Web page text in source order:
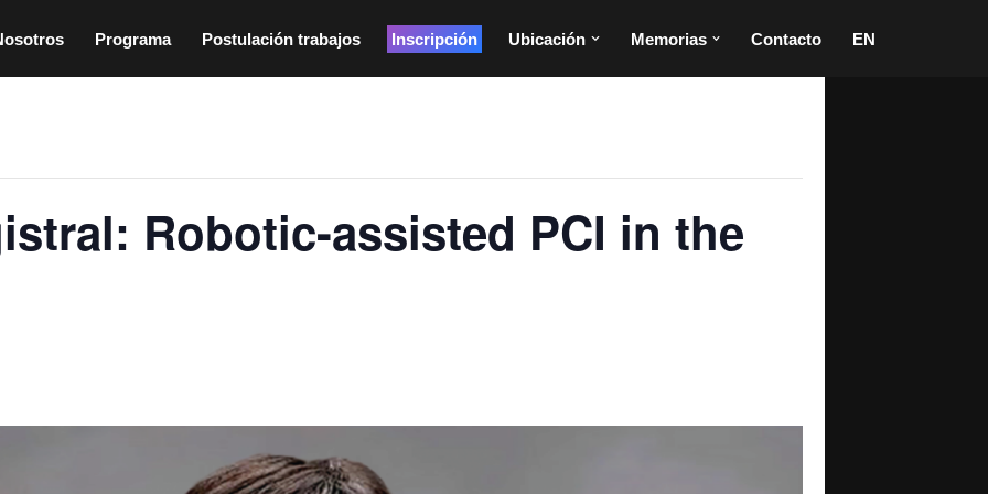
Programa Postulación trabajos Inscripción Ubicación Memorias Contacto EN
Robotic-assisted PCI in the